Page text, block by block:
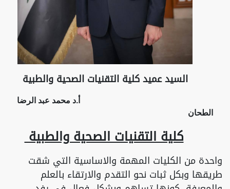
السيد عميد كلية التقنيات الصحية والطبية
أ.د محمد عبد الرضا
الطحان
كلية التقنيات الصحية والطبية
واحدة من الكليات المهمة والاساسية التي شقت
طريقها وبكل ثبات نحو التقدم والارتقاء بالعلم